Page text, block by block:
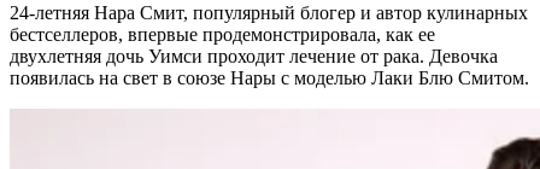
24-летняя Нара Смит, популярный блогер и автор кулинарных
бестселлеров, впервые продемонстрировала, как ее
двухлетняя дочь Уимси проходит лечение от рака. Девочка
появилась на свет в союзе Нары с моделью Лаки Блю Смитом.